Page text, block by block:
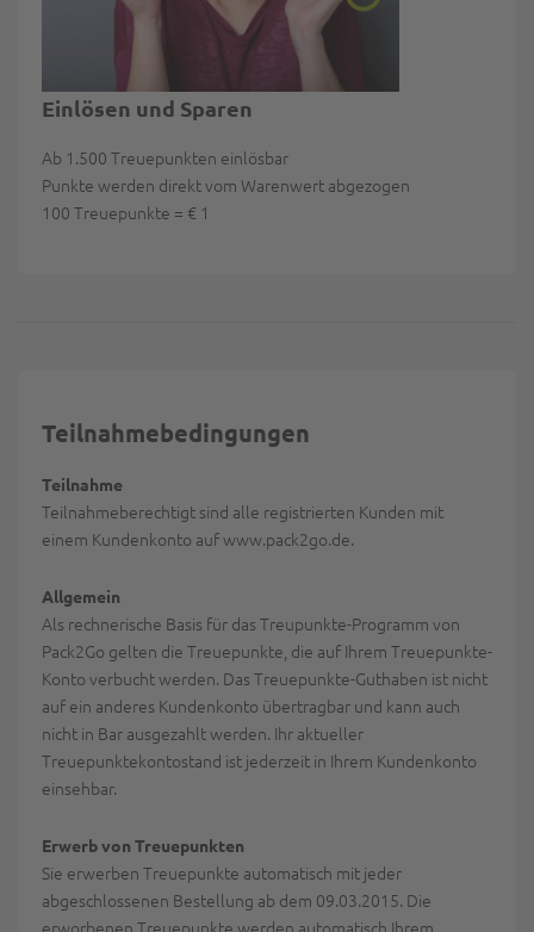
Einlösen und Sparen
Ab 1.500 Treuepunkten einlösbar
Punkte werden direkt vom Warenwert abgezogen
100 Treuepunkte = € 1
Teilnahmebedingungen
Teilnahme
Teilnahmeberechtigt sind alle registrierten Kunden mit
einem Kundenkonto auf www.pack2go.de.
Allgemein
Als rechnerische Basis für das Treupunkte-Programm von
Pack2Go gelten die Treuepunkte, die auf Ihrem Treuepunkte-
Konto verbucht werden. Das Treuepunkte-Guthaben ist nicht
auf ein anderes Kundenkonto übertragbar und kann auch
nicht in Bar ausgezahlt werden. Ihr aktueller
Treuepunktekontostand ist jederzeit in Ihrem Kundenkonto
einsehbar.
Erwerb von Treuepunkten
Sie erwerben Treuepunkte automatisch mit jeder
abgeschlossenen Bestellung ab dem 09.03.2015. Die
erworbenen Treuepunkte werden automatisch Ihrem